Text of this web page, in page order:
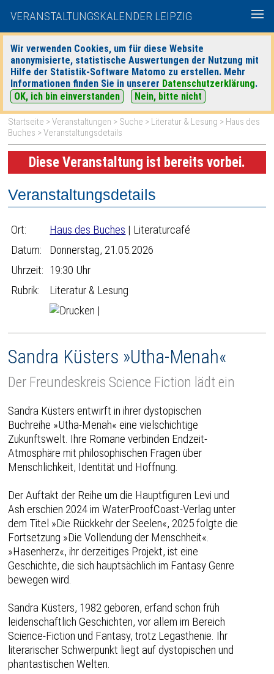
VERANSTALTUNGSKALENDER LEIPZIG
Wir verwenden Cookies, um für diese Website
anonymisierte, statistische Auswertungen der Nutzung mit
Hilfe der Statistik-Software Matomo zu erstellen. Mehr
Informationen finden Sie in unserer Datenschutzerklärung.
OK, ich bin einverstanden
Nein, bitte nicht
heute|morgen| Detaillierte Suche
Startseite >Veranstaltungen > Suche > Literatur & Lesung > Haus des
Buches > Veranstaltungsdetails
Diese Veranstaltung ist bereits vorbei.
Veranstaltungsdetails
Ort: Haus des Buches | Literaturcafé
Datum:
Donnerstag, 21.05.2026
Uhrzeit: 19:30 Uhr
Rubrik:
Literatur & Lesung
|
Sandra Küsters »Utha-Menah«
Der Freundeskreis Science Fiction lädt ein
Sandra Küsters entwirft in ihrer dystopischen
Buchreihe »Utha-Menah« eine vielschichtige
Zukunftswelt. Ihre Romane verbinden Endzeit-
Atmosphäre mit philosophischen Fragen über
Menschlichkeit, Identität und Hoffnung.
Der Auftakt der Reihe um die Hauptfiguren Levi und
Ash erschien 2024 im WaterProofCoast-Verlag unter
dem Titel »Die Rückkehr der Seelen«, 2025 folgte die
Fortsetzung »Die Vollendung der Menschheit«.
»Hasenherz«, ihr derzeitiges Projekt, ist eine
Geschichte, die sich hauptsächlich im Fantasy Genre
bewegen wird.
Sandra Küsters, 1982 geboren, erfand schon früh
leidenschaftlich Geschichten, vor allem im Bereich
Science-Fiction und Fantasy, trotz Legasthenie. Ihr
literarischer Schwerpunkt liegt auf dystopischen und
phantastischen Welten.